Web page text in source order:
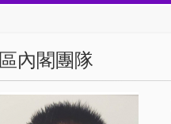
區內閣團隊